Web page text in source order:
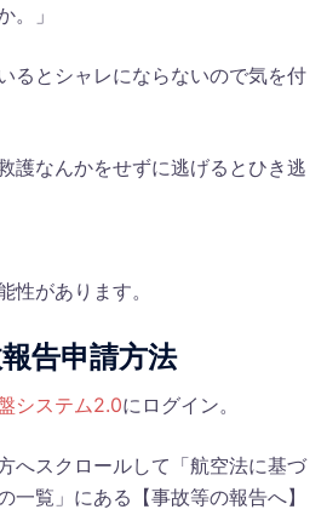
。」
るとシャレにならないので気を付
護なんかをせずに逃げるとひき逃
性があります。
告申請方法
システム2.0にログイン。
へスクロールして「航空法に基づ
一覧」にある【事故等の報告へ】